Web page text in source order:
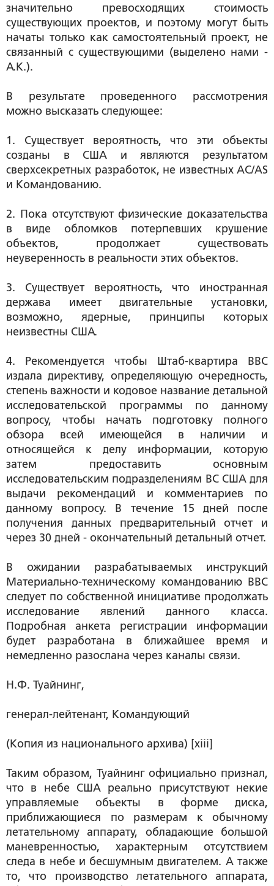
значительно превосходящих стоимость
существующих проектов, и поэтому могут быть
начаты только как самостоятельный проект, не
связанный с существующими (выделено нами -
А.К.).
В результате проведенного рассмотрения
можно высказать следующее:
1. Существует вероятность, что эти объекты
созданы в США и являются результатом
сверхсекретных разработок, не известных АC/АS
и Командованию.
2. Пока отсутствуют физические доказательства
в виде обломков потерпевших крушение
объектов, продолжает существовать
неуверенность в реальности этих объектов.
3. Существует вероятность, что иностранная
держава имеет двигательные установки,
возможно, ядерные, принципы которых
неизвестны США.
4. Рекомендуется чтобы Штаб-квартира ВВС
издала директиву, определяющую очередность,
степень важности и кодовое название детальной
исследовательской программы по данному
вопросу, чтобы начать подготовку полного
обзора всей имеющейся в наличии и
относящейся к делу информации, которую
затем предоставить основным
исследовательским подразделениям ВС США для
выдачи рекомендаций и комментариев по
данному вопросу. В течение 15 дней после
получения данных предварительный отчет и
через 30 дней - окончательный детальный отчет.
В ожидании разрабатываемых инструкций
Материально-техническому командованию ВВС
следует по собственной инициативе продолжать
исследование явлений данного класса.
Подробная анкета регистрации информации
будет разработана в ближайшее время и
немедленно разослана через каналы связи.
Н.Ф. Туайнинг,
генерал-лейтенант, Командующий
(Копия из национального архива) [xiii]
Таким образом, Туайнинг официально признал,
что в небе США реально присутствуют некие
управляемые объекты в форме диска,
приближающиеся по размерам к обычному
летательному аппарату, обладающие большой
маневренностью, характерным отсутствием
следа в небе и бесшумным двигателем. А также
то, что производство летательного аппарата,